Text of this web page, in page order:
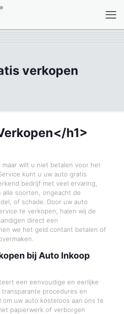
verkopen
h1>
wilt u niet betalen voor het
kunt u uw auto gratis
bedrijf met veel ervaring,
alle soorten, ongeacht de
of schade. Door uw auto
te verkopen, halen wij de
direct een
we het geld contant betalen of
bij Auto Inkoop
een eenvoudige en eerlijke
procedures en
om uw auto kosteloos aan ons te
papierwerk of verborgen